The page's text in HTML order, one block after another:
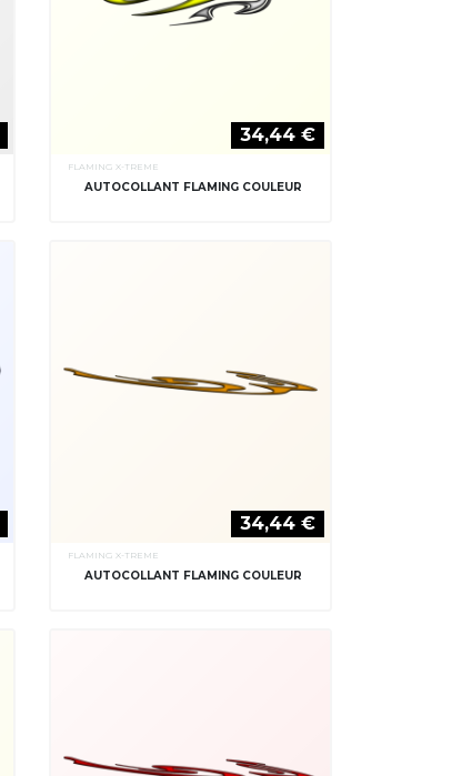
34,44 €
FLAMING X-TREME
AUTOCOLLANT FLAMING COULEUR
34,44 €
FLAMING X-TREME
AUTOCOLLANT FLAMING COULEUR